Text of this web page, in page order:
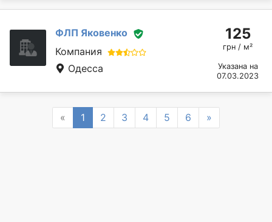
ФЛП Яковенко
Компания
Одесса
125
грн / м²
Указана на
07.03.2023
« Previous
1 2 3 4 5 6 »